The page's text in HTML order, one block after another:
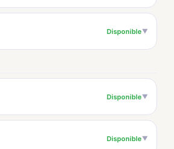
Disponible▼
Disponible▼
Disponible▼